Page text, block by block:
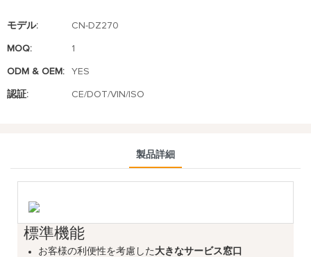
モデル: CN-DZ270
MOQ: 1
ODM & OEM: YES
認証: CE/DOT/VIN/ISO
製品詳細
標準機能
お客様の利便性を考慮した 大きなサービス窓口